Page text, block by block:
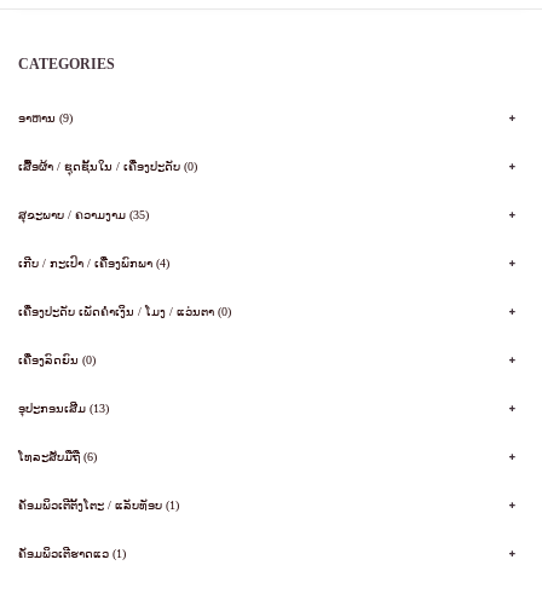
CATEGORIES
ອາຫານ (9)
ເສື້ອຜ້າ / ຊຸດຊັ້ນໃນ / ເຄື່ອງປະດັບ (0)
ສຸຂະພາບ / ຄວາມງາມ (35)
ເກີບ / ກະເປົາ / ເຄື່ອງພົກພາ (4)
ເຄື່ອງປະດັບ ເພັດຄໍາເງິນ / ໂມງ / ແວ່ນຕາ (0)
ເຄື່ອງລົດຍົນ (0)
ອຸປະກອນເສີມ (13)
ໂທລະສັບມືຖື (6)
ຄັອມພິວເຕີຕັ້ງໂຕະ / ແລັບທັອບ (1)
ຄັອມພິວເຕີຮາດແວ (1)